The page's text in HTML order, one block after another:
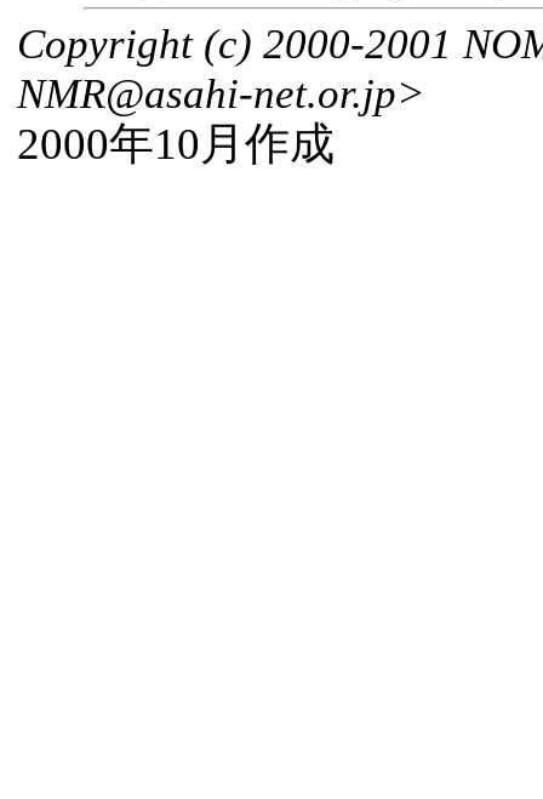
Copyright (c) 2000-2001
NMR@asahi-net.or.jp>
2000年10月作成